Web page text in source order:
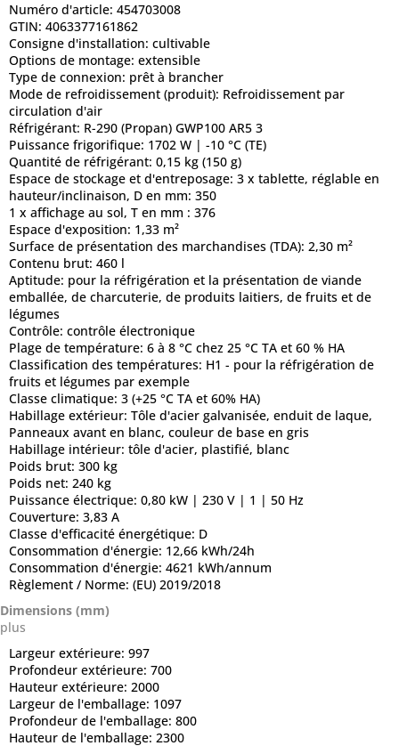
Numéro d'article: 454703008
GTIN: 4063377161862
Consigne d'installation: cultivable
Options de montage: extensible
Type de connexion: prêt à brancher
Mode de refroidissement (produit): Refroidissement par
circulation d'air
Réfrigérant: R-290 (Propan) GWP100 AR5 3
Puissance frigorifique: 1702 W | -10 °C (TE)
Quantité de réfrigérant: 0,15 kg (150 g)
Espace de stockage et d'entreposage: 3 x tablette, réglable en
hauteur/inclinaison, D en mm: 350
1 x affichage au sol, T en mm : 376
Espace d'exposition: 1,33 m²
Surface de présentation des marchandises (TDA): 2,30 m²
Contenu brut: 460 l
Aptitude: pour la réfrigération et la présentation de viande
emballée, de charcuterie, de produits laitiers, de fruits et de
légumes
Contrôle: contrôle électronique
Plage de température: 6 à 8 °C chez 25 °C TA et 60 % HA
Classification des températures: H1 - pour la réfrigération de
fruits et légumes par exemple
Classe climatique: 3 (+25 °C TA et 60% HA)
Habillage extérieur: Tôle d'acier galvanisée, enduit de laque,
Panneaux avant en blanc, couleur de base en gris
Habillage intérieur: tôle d'acier, plastifié, blanc
Poids brut: 300 kg
Poids net: 240 kg
Puissance électrique: 0,80 kW | 230 V | 1 | 50 Hz
Couverture: 3,83 A
Classe d'efficacité énergétique: D
Consommation d'énergie: 12,66 kWh/24h
Consommation d'énergie: 4621 kWh/annum
Règlement / Norme: (EU) 2019/2018
Dimensions (mm)
plus
Largeur extérieure: 997
Profondeur extérieure: 700
Hauteur extérieure: 2000
Largeur de l'emballage: 1097
Profondeur de l'emballage: 800
Hauteur de l'emballage: 2300